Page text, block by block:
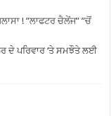
! ”ਲਾਫਟਰ ਚੈਲੇਂਜ” ”ਚੋਂ
ਦੇ ਪਰਿਵਾਰ ‘ਤੇ ਸਮਝੌਤੇ ਲਈ